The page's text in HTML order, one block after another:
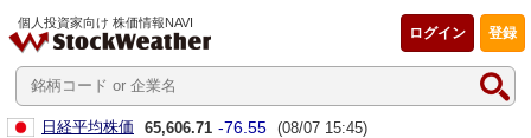
個人投資家向け 株価情報NAVI
登録
ログイン
日経平均株価 65,606.71 -76.55 (08/07 15:45)